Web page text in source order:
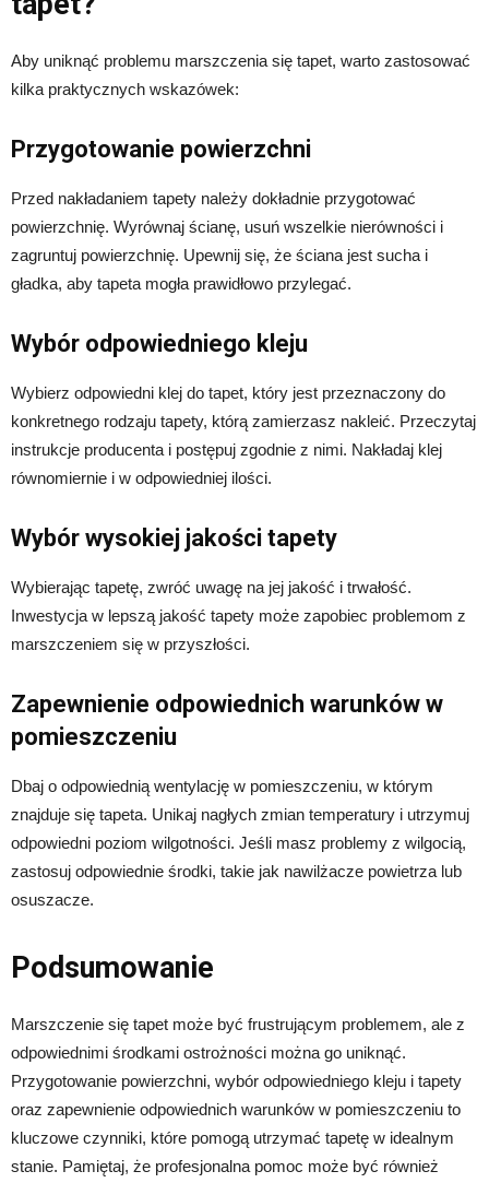
Aby uniknąć problemu marszczenia się tapet, warto zastosować
kilka praktycznych wskazówek:
Przygotowanie powierzchni
Przed nakładaniem tapety należy dokładnie przygotować
powierzchnię. Wyrównaj ścianę, usuń wszelkie nierówności i
zagruntuj powierzchnię. Upewnij się, że ściana jest sucha i
gładka, aby tapeta mogła prawidłowo przylegać.
Wybór odpowiedniego kleju
Wybierz odpowiedni klej do tapet, który jest przeznaczony do
konkretnego rodzaju tapety, którą zamierzasz nakleić. Przeczytaj
instrukcje producenta i postępuj zgodnie z nimi. Nakładaj klej
równomiernie i w odpowiedniej ilości.
Wybór wysokiej jakości tapety
Wybierając tapetę, zwróć uwagę na jej jakość i trwałość.
Inwestycja w lepszą jakość tapety może zapobiec problemom z
marszczeniem się w przyszłości.
Zapewnienie odpowiednich warunków w
pomieszczeniu
Dbaj o odpowiednią wentylację w pomieszczeniu, w którym
znajduje się tapeta. Unikaj nagłych zmian temperatury i utrzymuj
odpowiedni poziom wilgotności. Jeśli masz problemy z wilgocią,
zastosuj odpowiednie środki, takie jak nawilżacze powietrza lub
osuszacze.
Podsumowanie
Marszczenie się tapet może być frustrującym problemem, ale z
odpowiednimi środkami ostrożności można go uniknąć.
Przygotowanie powierzchni, wybór odpowiedniego kleju i tapety
oraz zapewnienie odpowiednich warunków w pomieszczeniu to
kluczowe czynniki, które pomogą utrzymać tapetę w idealnym
stanie. Pamiętaj, że profesjonalna pomoc może być również